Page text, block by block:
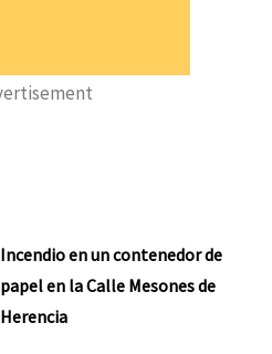
Incendio en un contenedor de
papel en la Calle Mesones de
Herencia